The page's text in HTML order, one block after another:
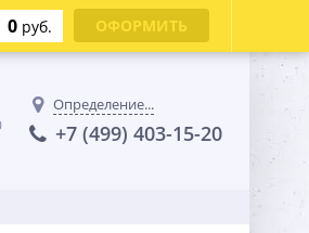
Определение...
+7 (499) 403-15-20
0 руб. ОФОРМИТЬ